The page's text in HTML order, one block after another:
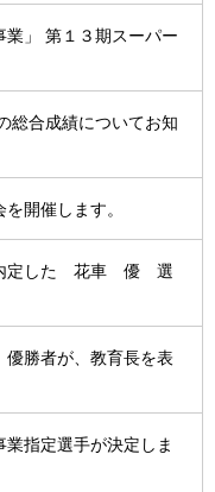
」 第１３期スーパー
総合成績についてお知
開催します。
内定した 花車 優 選
優勝者が、教育長を表
指定選手が決定しま